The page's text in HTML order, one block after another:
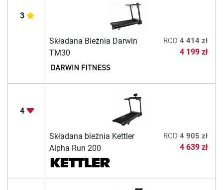
3
Składana Bieżnia Darwin
TM30
RCD 4 414 zł
4 199 zł
4
Składana bieżnia Kettler
Alpha Run 200
RCD 4 905 zł
4 639 zł